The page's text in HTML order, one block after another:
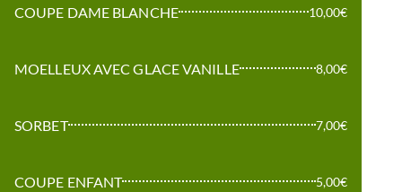
COUPE DAME BLANCHE 10,00€
MOELLEUX AVEC GLACE VANILLE 8,00€
SORBET 7,00€
COUPE ENFANT 5,00€